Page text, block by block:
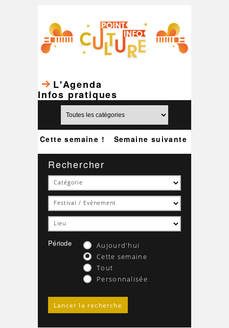
L'Agenda
Infos pratiques
Semaine suivante
Cette semaine !
Rechercher
Période
Aujourd'hui
Cette semaine
Tout
Personnalisée